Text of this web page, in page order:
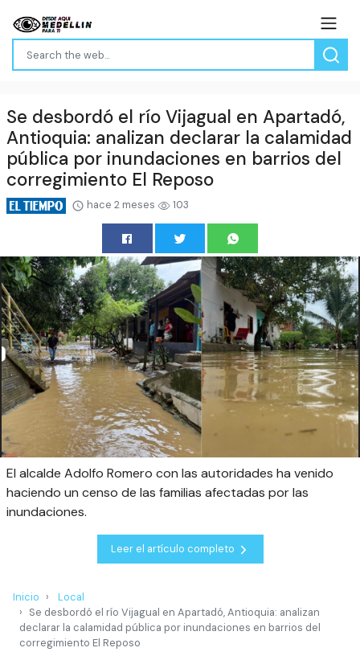
Se desbordó el río Vijagual en Apartadó,
Antioquia: analizan declarar la calamidad
pública por inundaciones en barrios del
corregimiento El Reposo
hace 2 meses 103
El alcalde Adolfo Romero con las autoridades ha venido
haciendo un censo de las familias afectadas por las
inundaciones.
Leer el artículo completo
Inicio
Local
Se desbordó el río Vijagual en Apartadó, Antioquia: analizan
declarar la calamidad pública por inundaciones en barrios del
corregimiento El Reposo